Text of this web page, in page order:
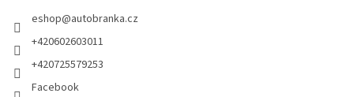
eshop@autobranka.cz
+420602603011
+420725579253
Facebook